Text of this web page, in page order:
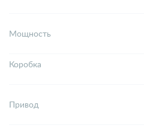
Мощность
Коробка
Привод